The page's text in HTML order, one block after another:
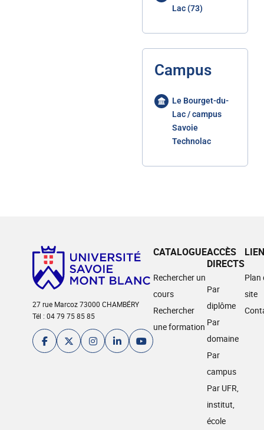
Lac (73)
Campus
Le Bourget-du-
Lac / campus
Savoie
Technolac
27 rue Marcoz 73000 CHAMBÉRY
Tél : 04 79 75 85 85
CATALOGUE
Rechercher un
cours
Rechercher
une formation
ACCÈS
DIRECTS
Par
diplôme
Par
domaine
Par
campus
Par UFR,
institut,
école
Plan
site